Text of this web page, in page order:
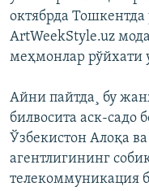
октябрда Тошкентда
ArtWeekStyle.uz
меҳмонлар рўйхати
Айни пайтда¸ бу
билвосита аск-садо
Ўзбекистон Алоқа
агентлигининг
телекоммуникация